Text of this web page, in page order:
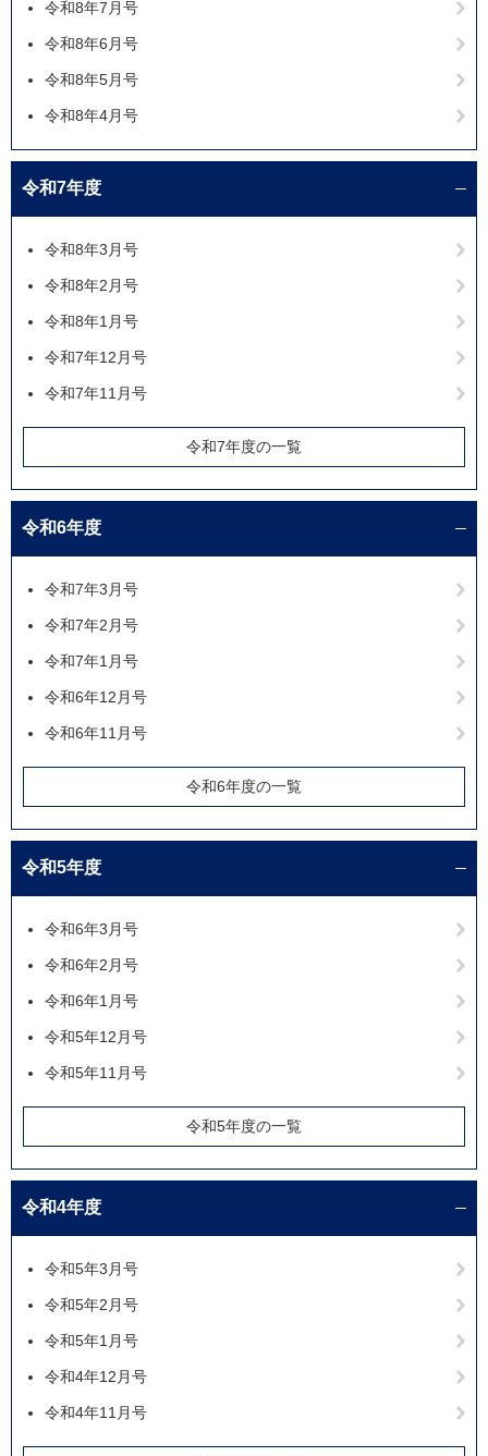
令和8年7月号
令和8年6月号
令和8年5月号
令和8年4月号
令和7年度
令和8年3月号
令和8年2月号
令和8年1月号
令和7年12月号
令和7年11月号
令和7年度の一覧
令和6年度
令和7年3月号
令和7年2月号
令和7年1月号
令和6年12月号
令和6年11月号
令和6年度の一覧
令和5年度
令和6年3月号
令和6年2月号
令和6年1月号
令和5年12月号
令和5年11月号
令和5年度の一覧
令和4年度
令和5年3月号
令和5年2月号
令和5年1月号
令和4年12月号
令和4年11月号